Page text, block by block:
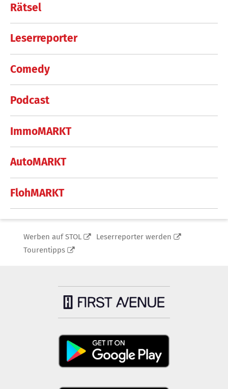
Rätsel
Leserreporter
Comedy
Podcast
ImmoMARKT
AutoMARKT
FlohMARKT
Werben auf STOL
Leserreporter werden
Tourentipps